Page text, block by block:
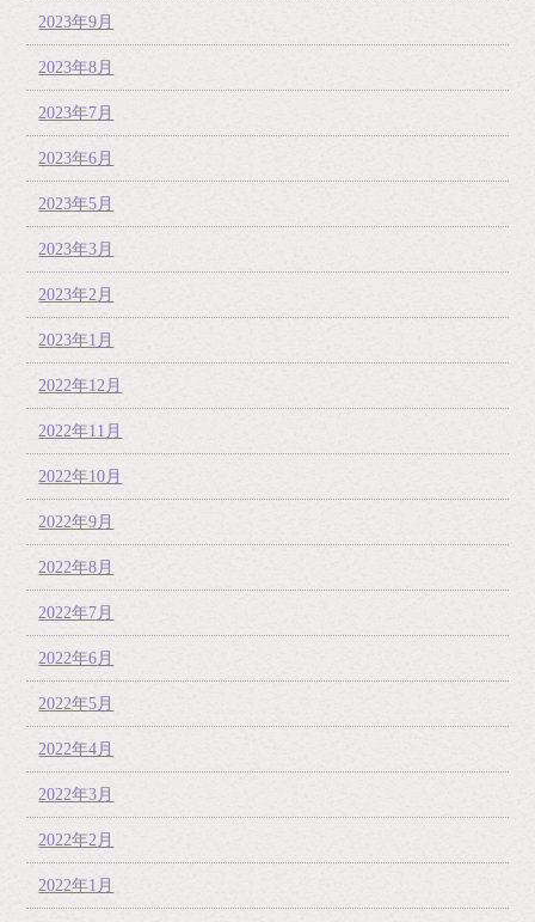
2023年9月
2023年8月
2023年7月
2023年6月
2023年5月
2023年3月
2023年2月
2023年1月
2022年12月
2022年11月
2022年10月
2022年9月
2022年8月
2022年7月
2022年6月
2022年5月
2022年4月
2022年3月
2022年2月
2022年1月